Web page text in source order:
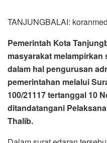
berdasarkan Inmendagri
Level 2, dan Level 1, akibat
masih kurang dari 50%.
Selanjutnya berdasarkan
atas Peraturan Presiden
Perpres Nomor 14 Tahun
Pelaksanaan Vaksinasi